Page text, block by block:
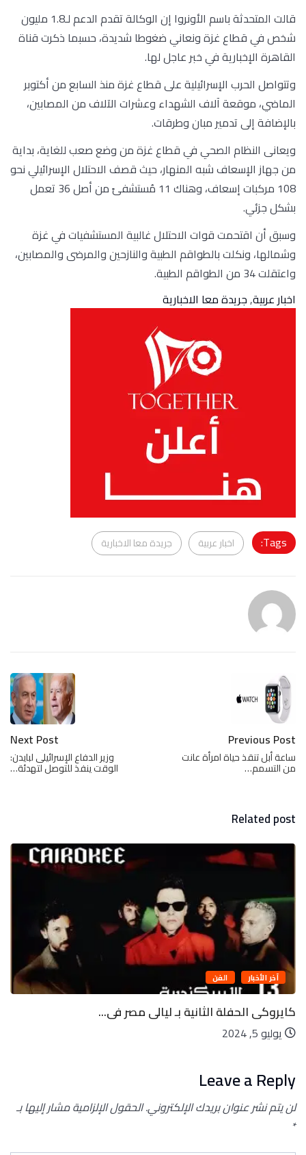
قالت المتحدثة باسم الأونروا إن الوكالة تقدم الدعم لـ1.8 مليون
شخص في قطاع غزة ونعاني ضغوطا شديدة، حسبما ذكرت قناة
القاهرة الإخبارية في خبر عاجل لها.
وتتواصل الحرب الإسرائيلية على قطاع غزة منذ السابع من أكتوبر
الماضي، موقعة آلاف الشهداء وعشرات الآلاف من المصابين،
بالإضافة إلى تدمير مبان وطرقات.
ويعانى النظام الصحي في قطاع غزة من وضع صعب للغاية، بداية
من جهاز الإسعاف شبه المنهار، حيث قصف الاحتلال الإسرائيلي نحو
108 مركبات إسعاف، وهناك 11 مُستشفىً من أصل 36 تعمل
بشكل جزئي.
وسبق أن اقتحمت قوات الاحتلال غالبية المستشفيات في غزة
وشمالها، ونكلت بالطواقم الطبية والنازحين والمرضى والمصابين،
واعتقلت 34 من الطواقم الطبية.
اخبار عربية,جريدة معا الاخبارية
Tags: اخبار عربية جريدة معا الاخبارية
Previous Post
ساعة أبل تنقذ حياة امرأة عانت
من التسمم…
Next Post
وزير الدفاع الإسرائيلى لبايدن:
الوقت ينفذ للتوصل لتهدئة…
Related post
آخر الأخبار الفن
كايروكى الحفلة الثانية بـ ليالى مصر فى...
يوليو 5, 2024
Leave a Reply
لن يتم نشر عنوان بريدك الإلكتروني.الحقول الإلزامية مشار إليها بـ
*